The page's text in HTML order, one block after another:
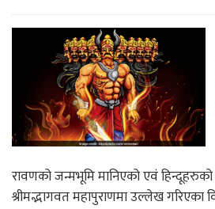
रावणको जन्मभूमि मानिएको एवं हिन्दूहरुको
श्रीमद्भागवत महापुराणमा उल्लेख गरिएका